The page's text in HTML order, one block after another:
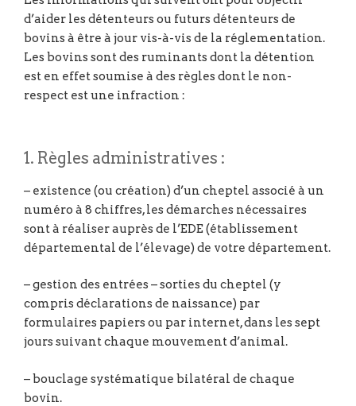
d’aider les détenteurs ou futurs détenteurs de
bovins à être à jour vis-à-vis de la réglementation.
Les bovins sont des ruminants dont la détention
est en effet soumise à des règles dont le non-
respect est une infraction :
1. Règles administratives :
– existence (ou création) d’un cheptel associé à un
numéro à 8 chiffres, les démarches nécessaires
sont à réaliser auprès de l’EDE (établissement
départemental de l’élevage) de votre département.
– gestion des entrées – sorties du cheptel (y
compris déclarations de naissance) par
formulaires papiers ou par internet, dans les sept
jours suivant chaque mouvement d’animal.
– bouclage systématique bilatéral de chaque
bovin.